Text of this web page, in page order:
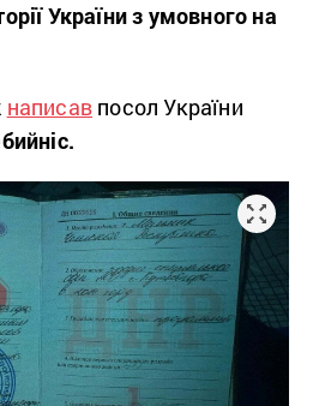
України з умовного на
написав посол України